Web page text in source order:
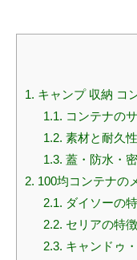
1. キャンプ 収納 コ
1.1. コンテナの
1.2. 素材と耐久
1.3. 蓋・防水・
2. 100均コンテナの
2.1. ダイソーの
2.2. セリアの特
2.3. キャンドゥ